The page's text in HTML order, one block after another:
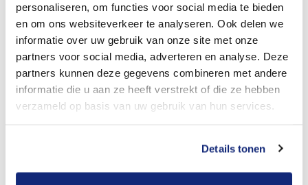
personaliseren, om functies voor social media te bieden
en om ons websiteverkeer te analyseren. Ook delen we
informatie over uw gebruik van onze site met onze
partners voor social media, adverteren en analyse. Deze
partners kunnen deze gegevens combineren met andere
informatie die u aan ze heeft verstrekt of die ze hebben
verzameld op basis van uw gebruik van hun services.
Details tonen
Dit kost een begrafenis
Bekijk tarieven voor begrafenis